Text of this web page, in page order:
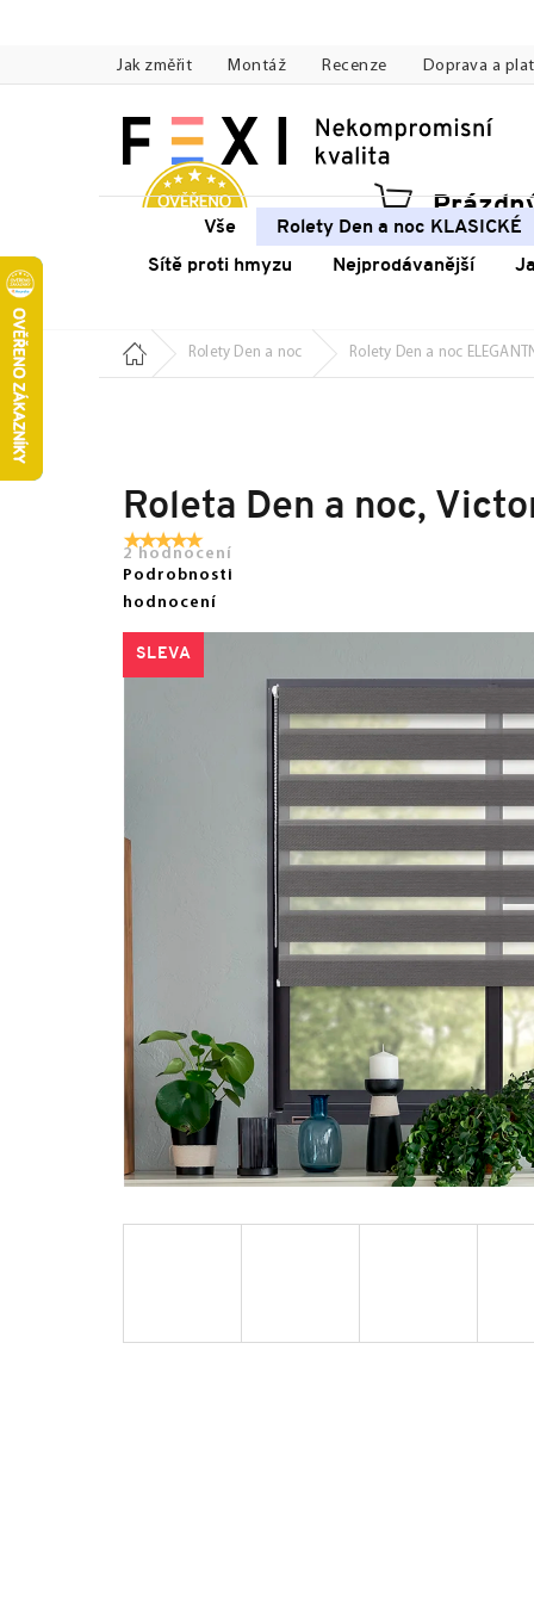
Jak změřit Montáž Recenze Doprava a
Vše Rolety Den a noc KLASICKÉ
Sítě proti hmyzu
Nejprodávanější
Domů Rolety Den a noc Rolety Den a noc
Roleta Den a noc,
2 hodnocení
Podrobnosti
hodnocení